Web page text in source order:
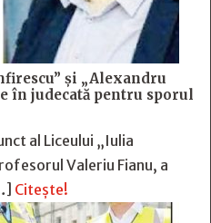
și „Alexandru
în judecată pentru sporul
al Liceului „Iulia
Valeriu Fianu, a
Citește!